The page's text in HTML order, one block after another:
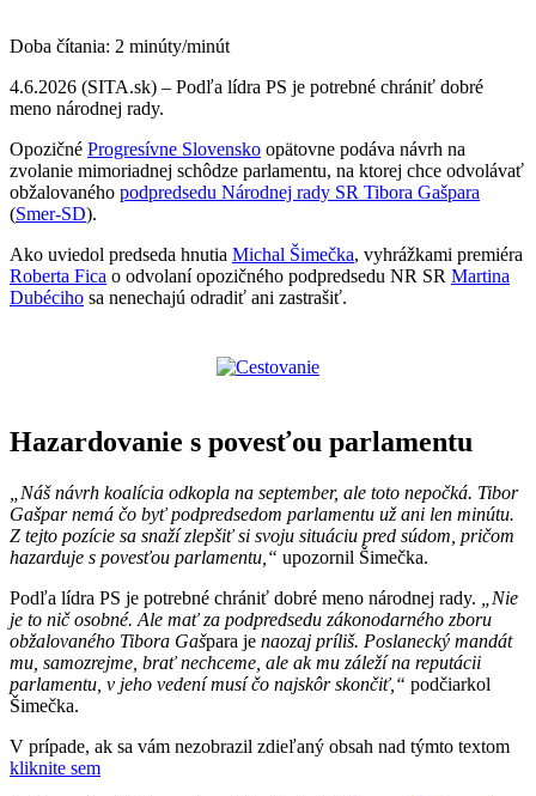
Doba čítania: 2 minúty/minút
4.6.2026 (SITA.sk) – Podľa lídra PS je potrebné chrániť dobré
meno národnej rady.
Opozičné Progresívne Slovensko opätovne podáva návrh na
zvolanie mimoriadnej schôdze parlamentu, na ktorej chce odvolávať
obžalovaného podpredsedu Národnej rady SR Tibora Gašpara
(Smer-SD).
Ako uviedol predseda hnutia Michal Šimečka, vyhrážkami premiéra
Roberta Fica o odvolaní opozičného podpredsedu NR SR Martina
Dubéciho sa nenechajú odradiť ani zastrašiť.
Hazardovanie s povesťou parlamentu
„Náš návrh koalícia odkopla na september, ale toto nepočká. Tibor
Gašpar nemá čo byť podpredsedom parlamentu už ani len minútu.
Z tejto pozície sa snaží zlepšiť si svoju situáciu pred súdom, pričom
hazarduje s povesťou parlamentu,“ upozornil Šimečka.
Podľa lídra PS je potrebné chrániť dobré meno národnej rady. „Nie
je to nič osobné. Ale mať za podpredsedu zákonodarného zboru
obžalovaného Tibora Gašpara je naozaj príliš. Poslanecký mandát
mu, samozrejme, brať nechceme, ale ak mu záleží na reputácii
parlamentu, v jeho vedení musí čo najskôr skončiť,“ podčiarkol
Šimečka.
V prípade, ak sa vám nezobrazil zdieľaný obsah nad týmto textom
kliknite sem